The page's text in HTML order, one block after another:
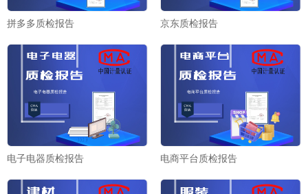
拼多多质检报告 京东质检报告
电子电器质检报告 电商平台质检报告